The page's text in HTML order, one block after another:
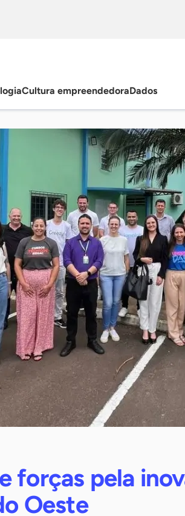
Cultura empreendedoraDados
forças pela
Oeste